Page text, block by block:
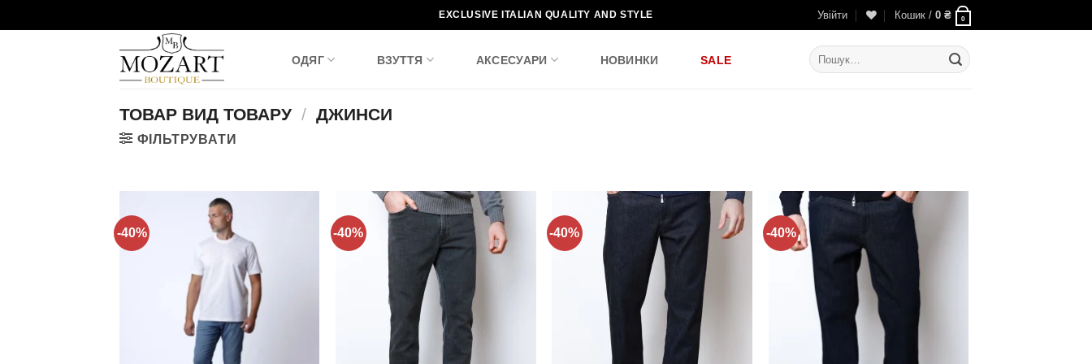
EXCLUSIVE ITALIAN QUALITY AND STYLE Увійти Кошик / 0 ₴ 0
ОДЯГ ВЗУТТЯ АКСЕСУАРИ НОВИНКИ SALE
Шукати:
ТОВАР ВИД ТОВАРУ / ДЖИНСИ
ФІЛЬТРУВАТИ
-40% -40%
Додати
до
-40%
Додати
списку
бажань!
-40%